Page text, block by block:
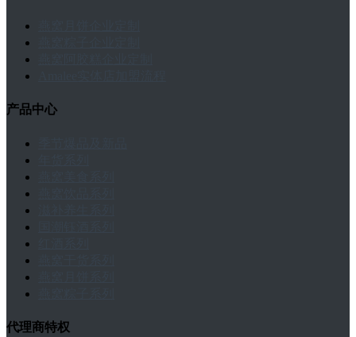
产品中心
代理商特权